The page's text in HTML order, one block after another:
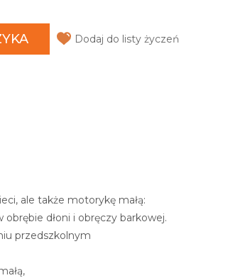
Dodaj do listy życzeń
ale także motorykę małą:
dłoni i obręczy barkowej.
przedszkolnym